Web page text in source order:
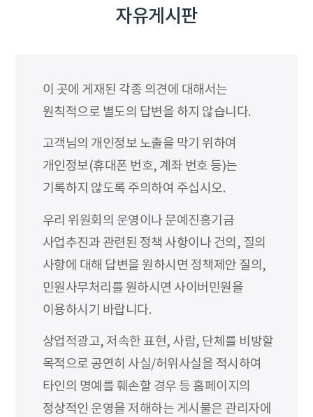
자유게시판
이 곳에 게재된 각종 의견에 대해서는
원칙적으로 별도의 답변을 하지 않습니다.
고객님의 개인정보 노출을 막기 위하여
개인정보(휴대폰 번호, 계좌 번호 등)는
기록하지 않도록 주의하여 주십시오.
우리 위원회의 운영이나 문예진흥기금
사업추진과 관련된 정책 사항이나 건의, 질의
사항에 대해 답변을 원하시면 정책제안 질의,
민원사무처리를 원하시면 사이버민원을
이용하시기 바랍니다.
상업적광고, 저속한 표현, 사람, 단체를 비방할
목적으로 공연히 사실/허위사실을 적시하여
타인의 명예를 훼손할 경우 등 홈페이지의
정상적인 운영을 저해하는 게시물은 관리자에